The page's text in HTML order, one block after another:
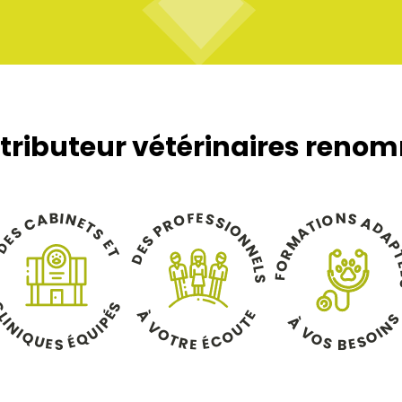
vétérinaires
ESCABINETS
E
T
I
NIQUES ÉQU
I
P
É
S
D
E
S
PROFESSION
N
E
L
S
À
VOTRE ÉCOUT
E
F
O
R
M
ATIONS ADAP
À
VOS BESOI
N
S